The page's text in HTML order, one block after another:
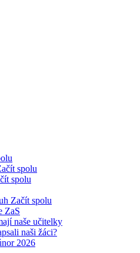
spolu
spolu
Začít spolu
ZaS
naše učitelky
naši žáci?
2026